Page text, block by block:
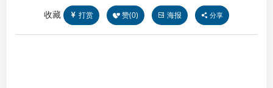
收藏 打赏 赞(0) 海报 分享